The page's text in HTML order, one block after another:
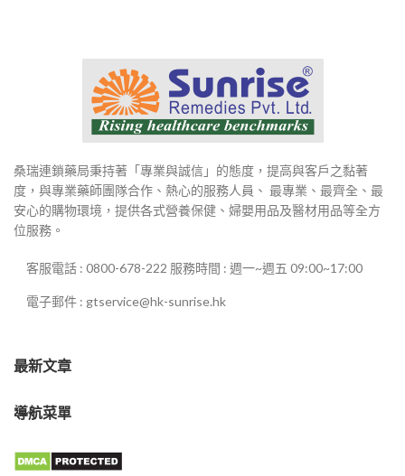
桑瑞連鎖藥局秉持著「專業與誠信」的態度，提高與客戶之黏著
度，與專業藥師團隊合作、熱心的服務人員、 最專業、最齊全、最
安心的購物環境，提供各式營養保健、婦嬰用品及醫材用品等全方
位服務。
客服電話 : 0800-678-222 服務時間 : 週一~週五 09:00~17:00
電子郵件 : gtservice@hk-sunrise.hk
最新文章
導航菜單